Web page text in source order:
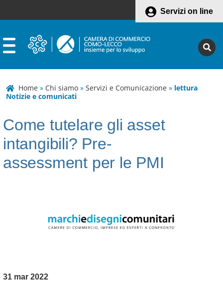
Servizi on line
Home » Chi siamo » Servizi e Comunicazione » lettura
Notizie e comunicati
Come tutelare gli asset
intangibili? Pre-
assessment per le PMI
31 mar 2022